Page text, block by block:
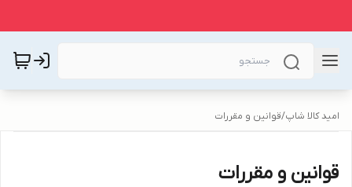
امید کالا شاپ/قوانین و مقررات
قوانین و مقررات